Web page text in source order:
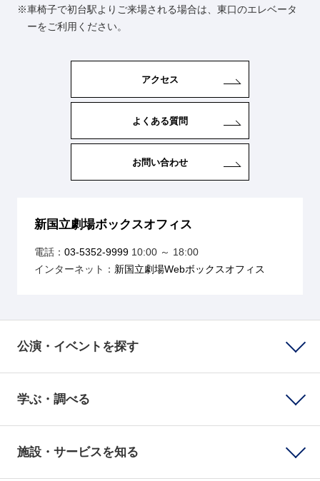
車椅子で初台駅よりご来場される場合は、東口のエレベータ
ーをご利用ください。
アクセス
よくある質問
お問い合わせ
新国立劇場ボックスオフィス
電話： 03-5352-999910:00 ～ 18:00
インターネット： 新国立劇場Webボックスオフィス
公演・イベントを探す
学ぶ・調べる
施設・サービスを知る